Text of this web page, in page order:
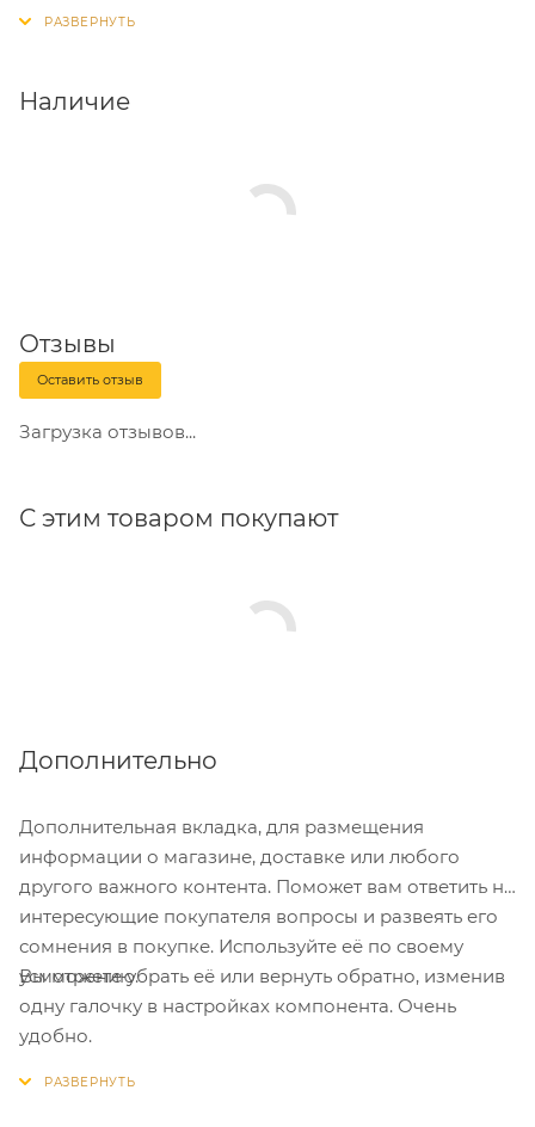
стальной проволоки, болтов и арматурных
Наличие
Отзывы
Оставить отзыв
Загрузка отзывов...
С этим товаром покупают
Дополнительно
Дополнительная вкладка, для размещения
информации о магазине, доставке или любого
другого важного контента. Поможет вам ответить на
интересующие покупателя вопросы и развеять его
сомнения в покупке. Используйте её по своему
усмотрению.
Вы можете убрать её или вернуть обратно, изменив
одну галочку в настройках компонента. Очень
удобно.